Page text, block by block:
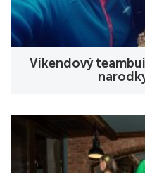
Víkendový